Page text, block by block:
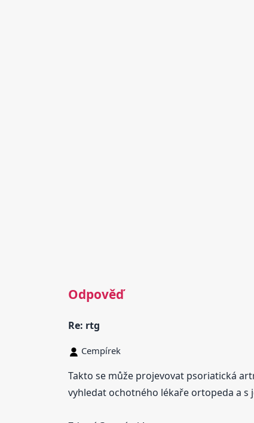
Odpověď
Re: rtg
Cempírek
Takto se může projevovat psoriatická
vyhledat ochotného lékaře ortopeda a s